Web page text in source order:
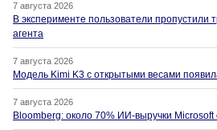
7 августа 2026
В эксперименте пользователи пропустили
агента
7 августа 2026
Модель Kimi K3 с открытыми весами
7 августа 2026
Bloomberg: около 70% ИИ-выручки Microsoft